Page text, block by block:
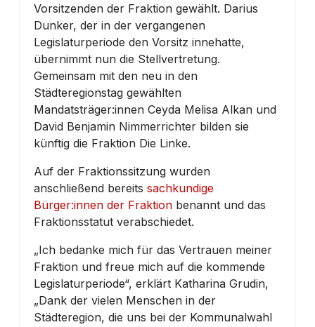
Vorsitzenden der Fraktion gewählt. Darius
Dunker, der in der vergangenen
Legislaturperiode den Vorsitz innehatte,
übernimmt nun die Stellvertretung.
Gemeinsam mit den neu in den
Städteregionstag gewählten
Mandatsträger:innen Ceyda Melisa Alkan und
David Benjamin Nimmerrichter bilden sie
künftig die Fraktion Die Linke.
Auf der Fraktionssitzung wurden
anschließend bereits sachkundige
Bürger:innen der Fraktion benannt und das
Fraktionsstatut verabschiedet.
„Ich bedanke mich für das Vertrauen meiner
Fraktion und freue mich auf die kommende
Legislaturperiode“, erklärt Katharina Grudin,
„Dank der vielen Menschen in der
Städteregion, die uns bei der Kommunalwahl